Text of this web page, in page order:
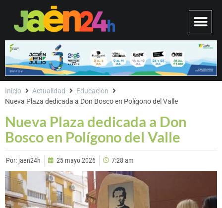
Nueva Plaza dedicada a Don
Bosco en Polígono del Valle
Inicio Actualidad
Educación
Nueva Plaza dedicada a Don Bosco en Polígono del Valle
Por: jaen24h 25 mayo 2026 7:28 am